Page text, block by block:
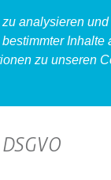
analysieren
zu unseren